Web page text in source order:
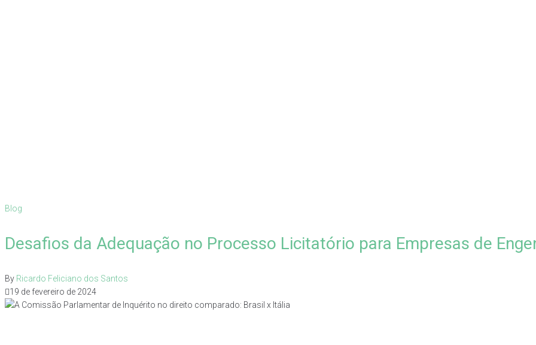
Blog
Desafios da Adequação no Processo Licitatório para Empresas de
By Ricardo Feliciano dos Santos
19 de fevereiro de 2024